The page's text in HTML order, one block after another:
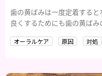
歯の黄ばみは一度定着する
良くするためにも歯の黄ばみ
オーラルケア 原因 対処